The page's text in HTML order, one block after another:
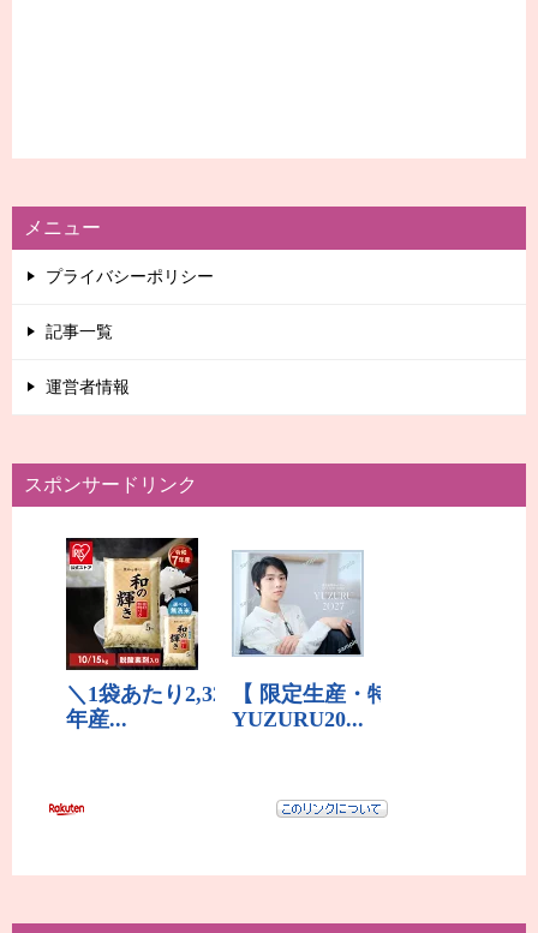
メニュー
プライバシーポリシー
記事一覧
運営者情報
スポンサードリンク